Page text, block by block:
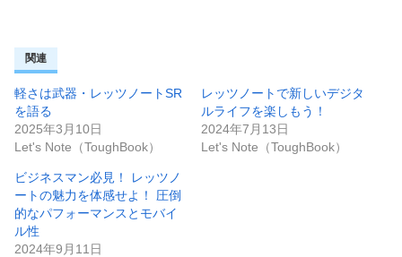
関連
軽さは武器・レッツノートSR
を語る
2025年3月10日
Let's Note（ToughBook）
レッツノートで新しいデジタ
ルライフを楽しもう！
2024年7月13日
Let's Note（ToughBook）
ビジネスマン必見！ レッツノ
ートの魅力を体感せよ！ 圧倒
的なパフォーマンスとモバイ
ル性
2024年9月11日